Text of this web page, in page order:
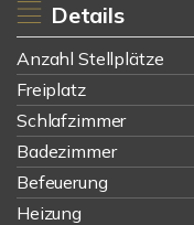
Details
Anzahl Stellplätze
Freiplatz
Schlafzimmer
Badezimmer
Befeuerung
Heizung